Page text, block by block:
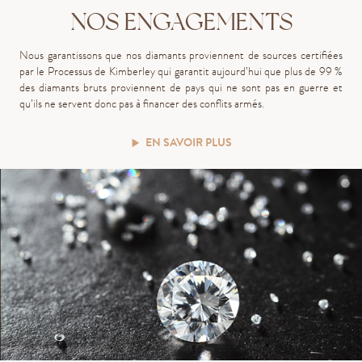
NOS ENGAGEMENTS
Nous garantissons que nos diamants proviennent de sources certifiées
par le Processus de Kimberley qui garantit aujourd’hui que plus de 99 %
des diamants bruts proviennent de pays qui ne sont pas en guerre et
qu’ils ne servent donc pas à financer des conflits armés.
EN SAVOIR PLUS